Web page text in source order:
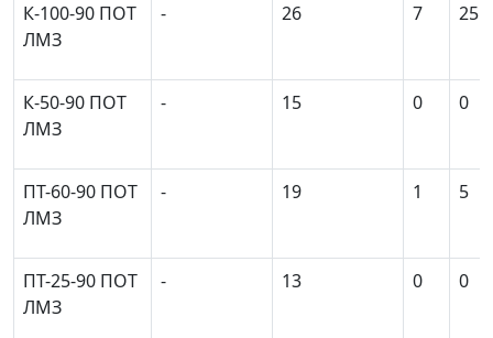
К-100-90 ПОТ
ЛМЗ
- 26 7 25
К-50-90 ПОТ
ЛМЗ
- 15 0 0
ПТ-60-90 ПОТ
ЛМЗ
- 19 1 5
ПТ-25-90 ПОТ
ЛМЗ
- 13 0 0